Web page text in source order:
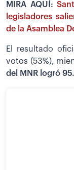
MIRA AQUÍ:
legisladores
de la Asamblea
El resultado
votos (53%),
del MNR logró